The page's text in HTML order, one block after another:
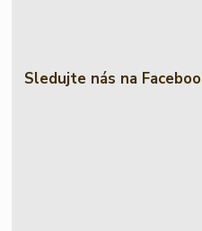
Sledujte nás na